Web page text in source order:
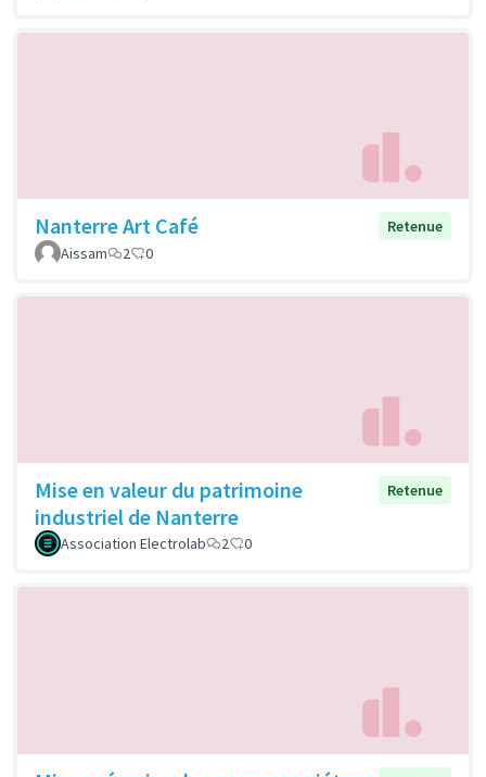
Nanterre Art Café
Retenue
Aissam
2 0
Mise en valeur du patrimoine
industriel de Nanterre
Retenue
Association Electrolab 2 0